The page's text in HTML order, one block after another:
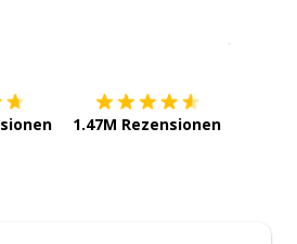
1.47M Rezensionen